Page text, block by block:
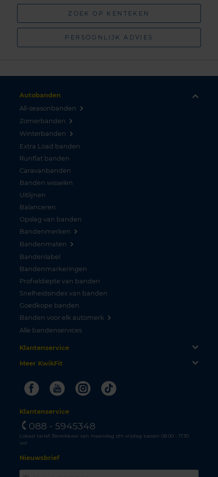
ZOEK OP KENTEKEN
PERSOONLIJK ADVIES
Autobanden
All-seasonbanden
Zomerbanden
Winterbanden
Extra Load banden
Runflat banden
Caravanbanden
Banden wisselen
Uitlijnen
Balanceren
Opslag van banden
Bandenmerken
Bandenmaten
Bandenlabel
Bandenmarkeringen
Profieldiepte van banden
Snelheidsindex van banden
Goedkope banden
Banden voor elk automerk
Alle bandenservices
Klantenservice
Meer KwikFit
FacebookYoutubeInstagram
Tiktok
Klantenservice
088 - 5945348
Lokaal tarief. Bereikbaar van maandag t/m vrijdag tussen 08.00 - 17.30
uur.
Nieuwsbrief